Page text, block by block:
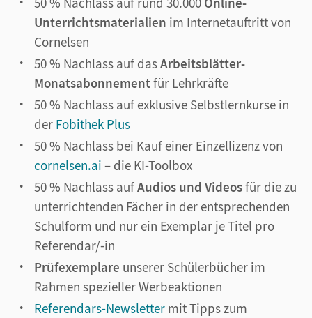
Unterrichtsmaterialien im Internetauftritt von
Cornelsen
50 % Nachlass auf dasArbeitsblätter-
Monatsabonnementfür Lehrkräfte
50 % Nachlass auf exklusive Selbstlernkurse in
der Fobithek Plus
50 % Nachlass bei Kauf einer Einzellizenz von
cornelsen.ai – die KI-Toolbox
50 % Nachlass aufAudios und Videosfür die zu
unterrichtenden Fächer in der entsprechenden
Schulform und nur ein Exemplar je Titel pro
Referendar/-in
Prüfexemplare unserer Schülerbücher im
Rahmen spezieller Werbeaktionen
Referendars-Newsletter mit Tipps zum